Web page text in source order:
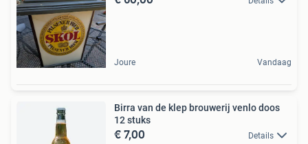
Joure Vandaag
Birra van de klep brouwerij venlo doos
12 stuks
€ 7,00 Details